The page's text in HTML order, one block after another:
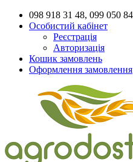
098 918 31 48, 099 050
Особистий кабінет
Реєстрація
Авторизація
Кошик замовлень
Оформлення замовлення